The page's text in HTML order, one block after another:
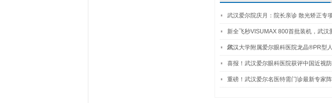
武汉爱尔院庆月：院长亲诊 散光矫正专
新全飞秒VISUMAX 800首批装机，武汉
尔…
武汉大学附属爱尔眼科医院龙晶®PR型
喜报！武汉爱尔眼科医院获评中国近视
重磅！武汉爱尔名医特需门诊最新专家